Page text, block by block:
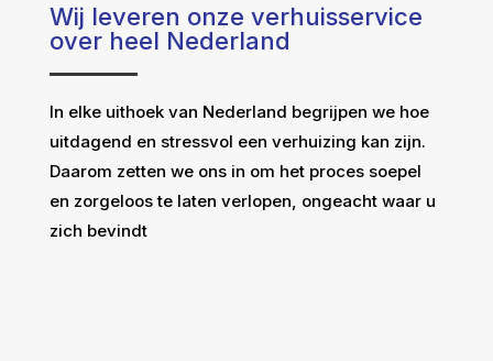
Wij leveren onze verhuisservice
over heel Nederland
In elke uithoek van Nederland begrijpen we hoe
uitdagend en stressvol een verhuizing kan zijn.
Daarom zetten we ons in om het proces soepel
en zorgeloos te laten verlopen, ongeacht waar u
zich bevindt